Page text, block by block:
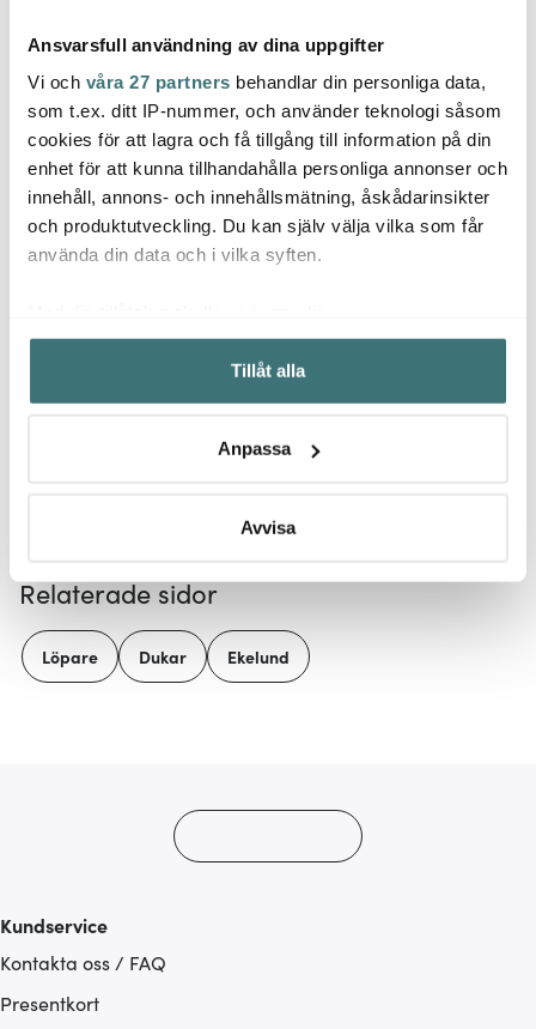
Ansvarsfull användning av dina uppgifter
Vi och våra 27 partners behandlar din personliga data,
som t.ex. ditt IP-nummer, och använder teknologi såsom
cookies för att lagra och få tillgång till information på din
enhet för att kunna tillhandahålla personliga annonser och
innehåll, annons- och innehållsmätning, åskådarinsikter
och produktutveckling. Du kan själv välja vilka som får
använda din data och i vilka syften.
Samla in information om din geografiska plats som
kan ha en noggrannhet på upp till flera meter
Identifiera din enhet genom att aktivt skanna den för
Ta reda på mer om hur dina personliga uppgifter
Du kan ändra eller dra tillbaka ditt samtycke när som
Vi använder cookies för att innehållet och annonserna
ska anpassas efter det som vi tror att du tycker om. Det
gör också att vi kan analysera vår trafik och göra
Tillåt alla
Anpassa
Avvisa
Ekelund
Sjöbod bordstablett
35x48 cm
179 kr
Ekelund
William Morris
Strawberry Thief duk
150x150 cm grön
1330 kr
Låt dig inspireras av våra kunder
Relaterade sidor
Löpare Dukar Ekelund
Kundservice
Kontakta oss / FAQ
Presentkort